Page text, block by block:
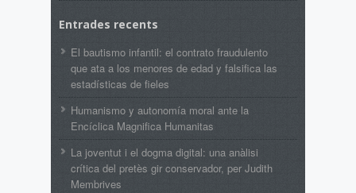
Entrades recents
El bautismo infantil: el contrato fraudulento
que ata a los menores de edad y falsifica las
estadísticas de fieles
Humanismo y autonomía moral ante la
Encíclica Magnifica Humanitas
La joventut i el dogma digital: una anàlisi
crítica del pretès gir conservador, per Judith
Membrives